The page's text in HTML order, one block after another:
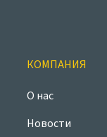
КОМПАНИЯ
О нас
Новости